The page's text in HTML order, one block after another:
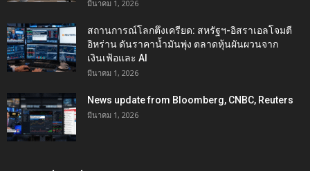
มีนาคม 1, 2026
สถานการณ์โลกตึงเครียด: สหรัฐฯ-อิสราเอลโจมตี
อิหร่าน ดันราคาน้ำมันพุ่ง ตลาดหุ้นผันผวนจาก
เงินเฟ้อและ AI
มีนาคม 1, 2026
News update from Bloomberg, CNBC, Reuters
มีนาคม 1, 2026